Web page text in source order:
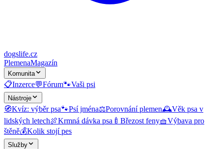
dogslife.cz
PlemenaMagazín
Komunita
📋Inzerce💬Fórum🐾Vaši psi
Nástroje
🧭Kvíz: výběr psa🐾Psí jména⚖️Porovnání plemen🕰️Věk psa v
lidských letech🍖Krmná dávka psa 🍼 Březost feny🧺Výbava pro
štěně💰Kolik stojí pes
Služby